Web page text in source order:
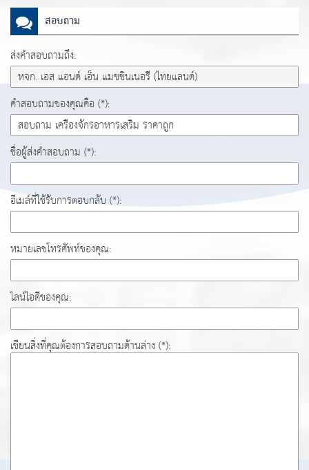
สอบถาม
ส่งคำสอบถามถึง:
คำสอบถามของคุณคือ (*):
ชื่อผู้ส่งคำสอบถาม (*):
อีเมล์ที่ใช้รับการตอบกลับ (*):
หมายเลขโทรศัพท์ของคุณ:
ไลน์ไอดีของคุณ:
เขียนสิ่งที่คุณต้องการสอบถามด้านล่าง (*):